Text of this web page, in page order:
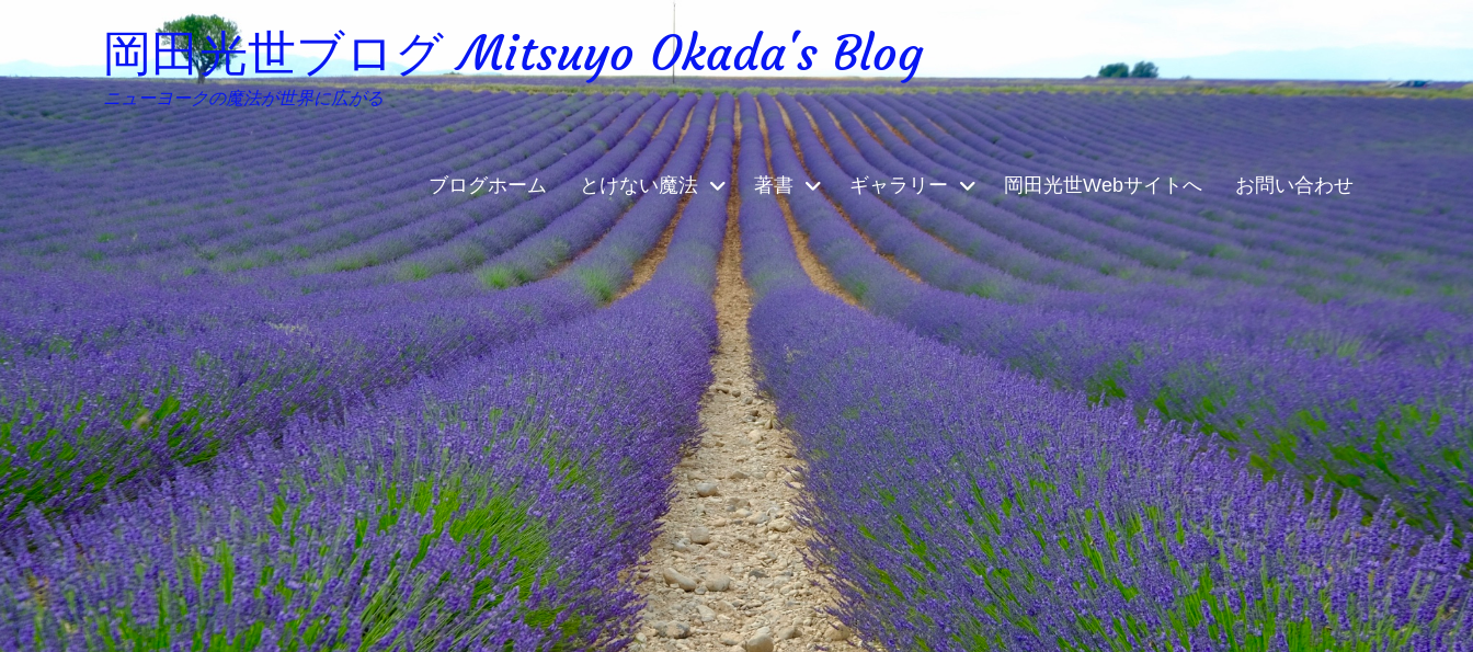
岡田光世ブログ Mitsuyo Okada's Blog
ニューヨークの魔法が世界に広がる
ブログホーム とけない魔法 著書 ギャラリー 岡田光世Webサイトへ お問い合わせ